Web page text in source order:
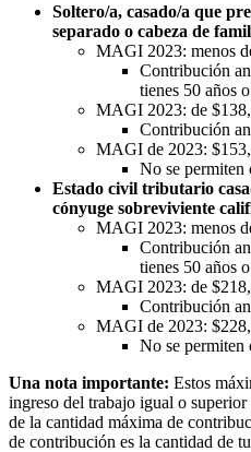
Soltero/a, casado/a que
separado o cabeza de
MAGI 2023: menos
Contribución
tienes 50 años
MAGI 2023: de
Contribución
MAGI de 2023:
No se permiten
Estado civil tributario
cónyuge sobreviviente
MAGI 2023: menos
Contribución
tienes 50 años
MAGI 2023: de
Contribución
MAGI de 2023:
No se permiten
Una nota importante: Estos
ingreso del trabajo igual o superior
de la cantidad máxima de
de contribución es la cantidad de